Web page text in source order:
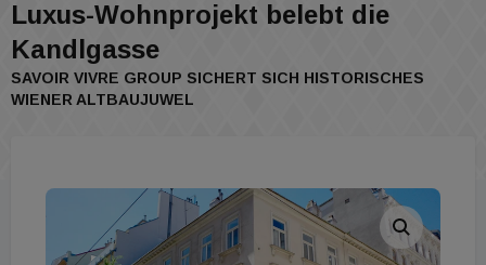
Luxus-Wohnprojekt belebt die
Kandlgasse
SAVOIR VIVRE GROUP SICHERT SICH HISTORISCHES
WIENER ALTBAUJUWEL